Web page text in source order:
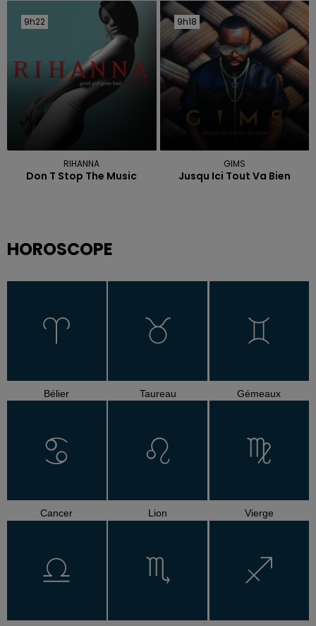
9h22
9h22
RIHANNA
Don T Stop The Music
9h18
9h18
GIMS
Jusqu Ici Tout Va Bien
HOROSCOPE
Bélier Taureau Gémeaux
Cancer Lion Vierge